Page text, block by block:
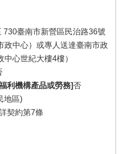
730臺南市新營區民治路36號
政中心）或專人送達臺南市政
心世紀大樓4樓）
利機構產品或勞務]否
地區)
契約第7條